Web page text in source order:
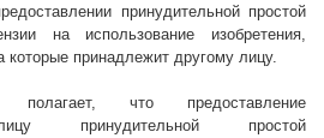
принудительной простой
на использование изобретения,
которые принадлежит другому лицу.
полагает, что предоставление
принудительной простой